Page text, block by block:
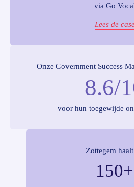
via Go
Lees de
Onze Government Success
8.6/
voor hun toegewijde
Zottegem
150+